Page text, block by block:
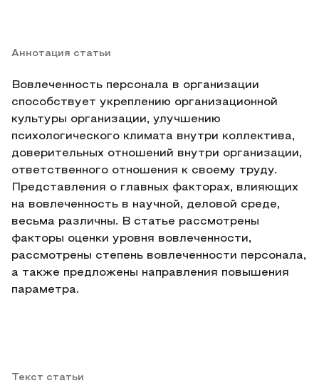
Аннотация статьи
Вовлеченность персонала в организации
способствует укреплению организационной
культуры организации, улучшению
психологического климата внутри коллектива,
доверительных отношений внутри организации,
ответственного отношения к своему труду.
Представления о главных факторах, влияющих
на вовлеченность в научной, деловой среде,
весьма различны. В статье рассмотрены
факторы оценки уровня вовлеченности,
рассмотрены степень вовлеченности персонала,
а также предложены направления повышения
параметра.
Текст статьи